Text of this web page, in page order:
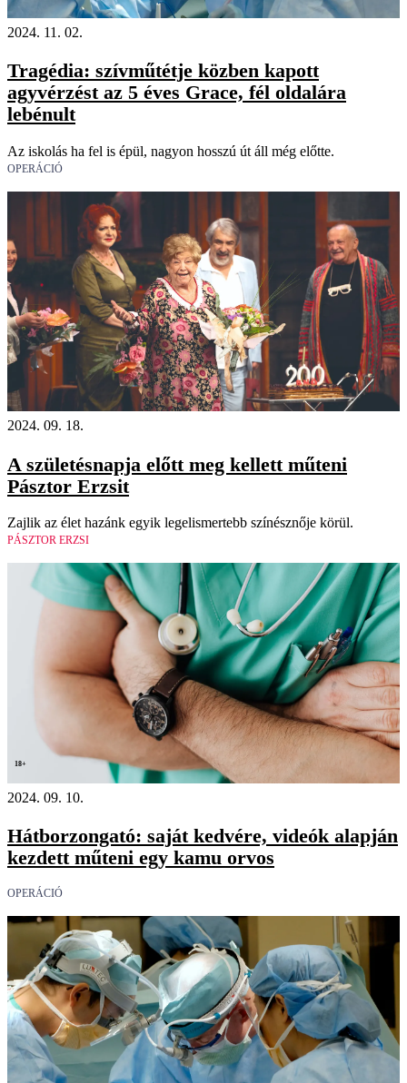
2024. 11. 02.
Tragédia: szívműtétje közben kapott
agyvérzést az 5 éves Grace, fél oldalára
lebénult
Az iskolás ha fel is épül, nagyon hosszú út áll még előtte.
OPERÁCIÓ
2024. 09. 18.
A születésnapja előtt meg kellett műteni
Pásztor Erzsit
Zajlik az élet hazánk egyik legelismertebb színésznője körül.
PÁSZTOR ERZSI
18+
2024. 09. 10.
Hátborzongató: saját kedvére, videók alapján
kezdett műteni egy kamu orvos
OPERÁCIÓ